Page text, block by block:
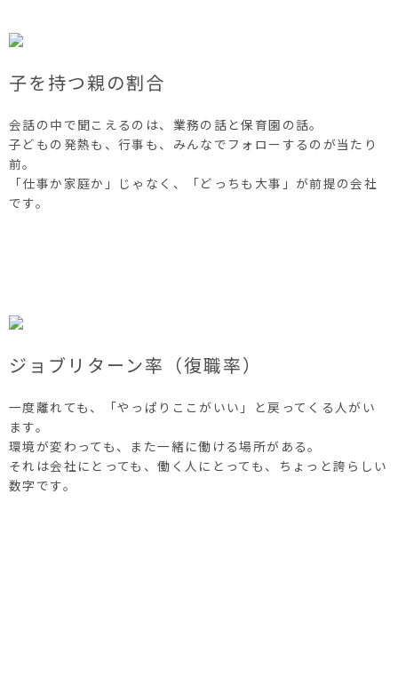
子を持つ親の割合
会話の中で聞こえるのは、業務の話と保育園の話。
子どもの発熱も、行事も、みんなでフォローするのが当たり
前。
「仕事か家庭か」じゃなく、「どっちも大事」が前提の会社
です。
ジョブリターン率（復職率）
一度離れても、「やっぱりここがいい」と戻ってくる人がい
ます。
環境が変わっても、また一緒に働ける場所がある。
それは会社にとっても、働く人にとっても、ちょっと誇らしい
数字です。